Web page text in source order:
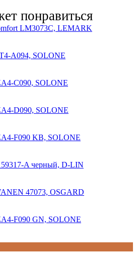
понравиться
LM3073C, LEMARK
A094, SOLONE
C090, SOLONE
D090, SOLONE
F090 KB, SOLONE
A черный, D-LIN
47073, OSGARD
F090 GN, SOLONE